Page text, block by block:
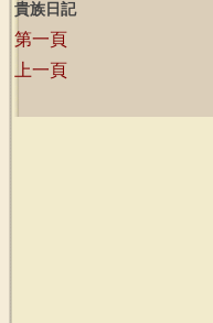
貴族日記
第一頁
上一頁